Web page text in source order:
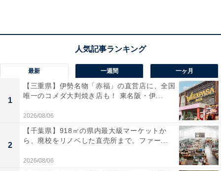
所在地：熊本県阿蘇郡南阿蘇村河陽5579-3
車：九州自動車道「熊本IC」から南阿蘇方面へ約40分。
電話番号：0967-67-2100（日帰り施設全般に関する問い
合わせ先）
入場：無料・駐車場：無料
元気の森：大人（中学生以上）2200円・子ども（小学
最新 一週間 一ヶ月
1
【三重県】伊勢名物「赤福」の直営店に、全国
唯一のコメダ大判焼き店も！ 東名阪・伊...
2026/08/06
2
【千葉県】918㎡の県内最大級マーケットか
ら、廃校をリノベした直売所まで。ファー...
2026/08/06